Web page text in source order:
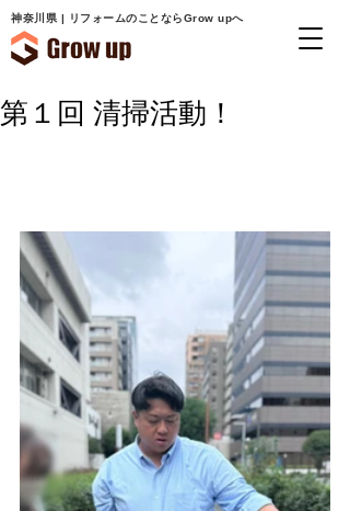
神奈川県 | リフォームのことならGrow upへ
第１回 清掃活動！